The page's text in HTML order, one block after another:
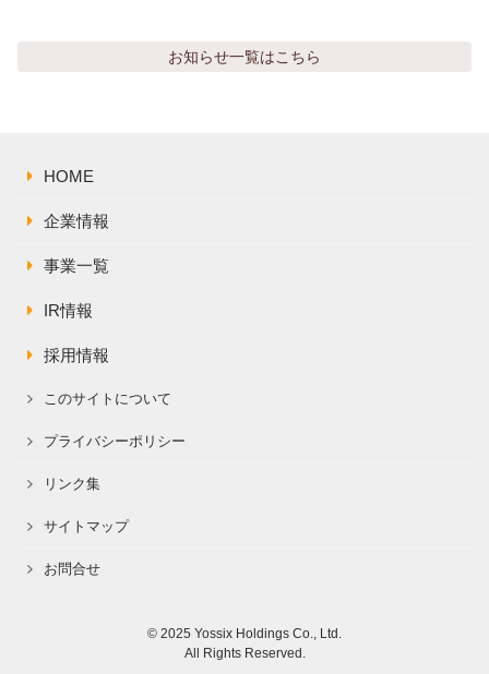
お知らせ一覧はこちら
HOME
企業情報
事業一覧
IR情報
採用情報
このサイトについて
プライバシーポリシー
リンク集
サイトマップ
お問合せ
© 2025 Yossix Holdings Co., Ltd.
All Rights Reserved.